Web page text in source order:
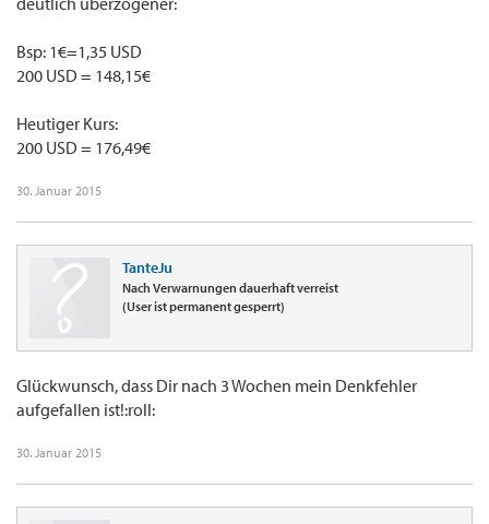
Bsp: 1€=1,35 USD
200 USD = 148,15€
Heutiger Kurs:
200 USD = 176,49€
30. Januar 2015
TanteJu
Nach Verwarnungen dauerhaft verreist
(User ist permanent gesperrt)
Glückwunsch, dass Dir nach 3 Wochen mein Denkfehler
aufgefallen ist!:roll:
30. Januar 2015